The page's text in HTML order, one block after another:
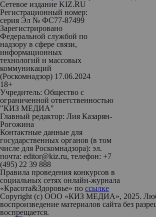
Сетевое издание KIZ.RU
Регистрационный номер:
серия Эл № ФС77-87499
Зарегистрировано
Федеральной службой по
надзору в сфере связи,
информационных
технологий и массовых
коммуникаций
(Роскомнадзор) 17.06.2024
18+
Учредитель: Общество с
ограниченной ответственностью
"КИЗ МЕДИА"
Главный редактор: Лия Казарян-
Рогожина
Контактные данные для
государственных органов (в том
числе для Роскомнадзора): эл.
почта: editor@kiz.ru, телефон: +7
(495) 22 39 888
Правила проведения конкурсов в
социальных сетях онлайн-журнала
«Красота&Здоровье» по ссылке
Copyright (с) ООО «КИЗ МЕДИА», 2025.
воспроизведение материалов сайта без
воспрещается.